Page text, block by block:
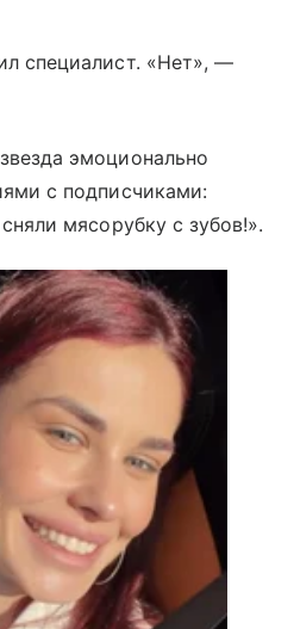
специалист. «Нет», —
эмоционально
с подписчиками:
мясорубку с зубов!».